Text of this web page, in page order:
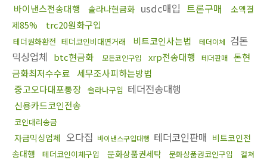
바이낸스전송대행 솔라나현금화 usdc매입 트론구매
소액결
제85%
trc20원화구입
테더원화환전 테더코인비대면거래 비트코인사는법 테더이체 검돈
믹싱업체 btc현금화 모든코인구입 xrp전송대행 테더판매 돈현
금화최저수수료
세무조사피하는방법
중고오다대포통장 솔라나구입 테더전송대행
신용카드코인전송
코인대리송금
자금믹싱업체 오다집 바이낸스구입대행 테더코인판매 비트코인전
송대행
테더코인이체구입 문화상품권세탁 문화상품권코인구입
컬쳐